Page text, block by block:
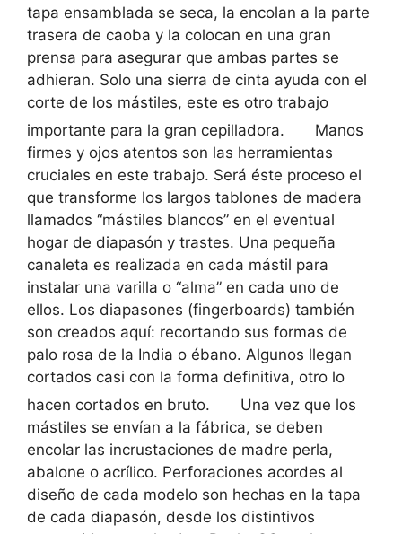
tapa ensamblada se seca, la encolan a la parte
trasera de caoba y la colocan en una gran
prensa para asegurar que ambas partes se
adhieran. Solo una sierra de cinta ayuda con el
corte de los mástiles, este es otro trabajo
importante para la gran cepilladora.
Manos
firmes y ojos atentos son las herramientas
cruciales en este trabajo. Será éste proceso el
que transforme los largos tablones de madera
llamados “mástiles blancos” en el eventual
hogar de diapasón y trastes. Una pequeña
canaleta es realizada en cada mástil para
instalar una varilla o “alma” en cada uno de
ellos. Los diapasones (fingerboards) también
son creados aquí: recortando sus formas de
palo rosa de la India o ébano. Algunos llegan
cortados casi con la forma definitiva, otro lo
hacen cortados en bruto.
Una vez que los
mástiles se envían a la fábrica, se deben
encolar las incrustaciones de madre perla,
abalone o acrílico. Perforaciones acordes al
diseño de cada modelo son hechas en la tapa
de cada diapasón, desde los distintivos